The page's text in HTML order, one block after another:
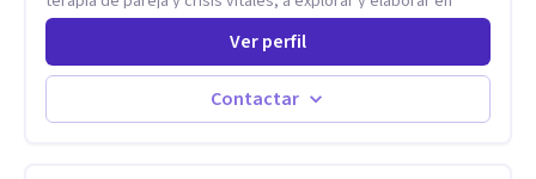
profundidad los conflictos internos que generan malestar en
autoconocimiento y análisis, es posible acceder a las
historias personales, elaborar las experiencias del pasado y
resignificarlas, liberando su influencia para construir un futuro
Ver perfil
Contactar